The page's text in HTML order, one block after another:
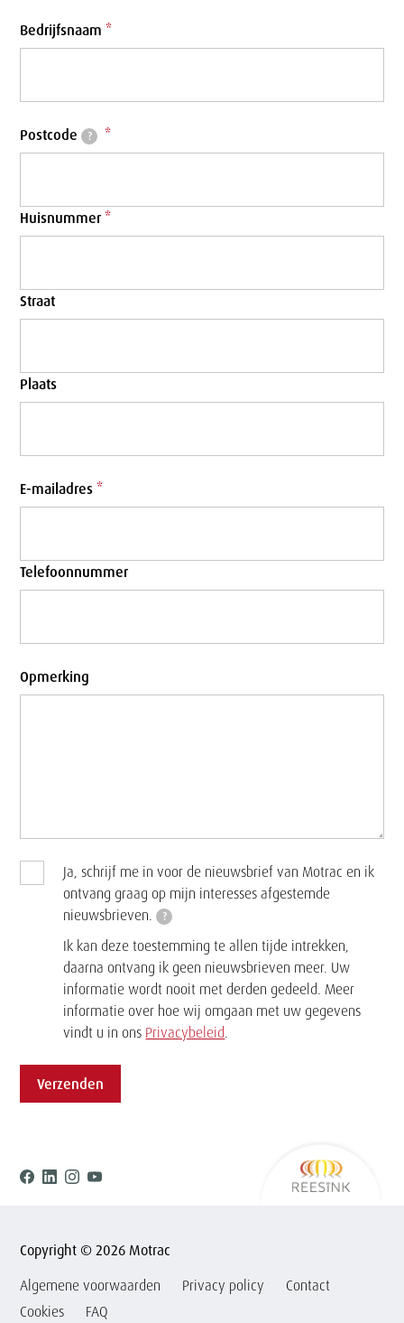
Bedrijfsnaam *
Postcode ? *
Huisnummer *
Straat
Plaats
E-mailadres *
Telefoonnummer
Opmerking
Ja, schrijf me in voor de nieuwsbrief van Motrac en ik
ontvang graag op mijn interesses afgestemde
nieuwsbrieven.
?
Ik kan deze toestemming te allen tijde intrekken,
daarna ontvang ik geen nieuwsbrieven meer. Uw
informatie wordt nooit met derden gedeeld. Meer
informatie over hoe wij omgaan met uw gegevens
vindt u in ons Privacybeleid
Verzenden
Facebook
LinkedinInstagram
Youtube
Copyright © 2026 Motrac
Algemene voorwaarden
Privacy policy
Contact
Cookies
FAQ